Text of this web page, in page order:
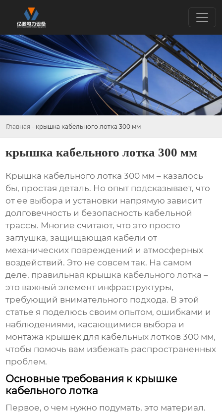
Главная - крышка кабельного лотка 300 мм
крышка кабельного лотка 300 мм
Крышка кабельного лотка 300 мм – казалось
бы, простая деталь. Но опыт подсказывает, что
от ее выбора и установки напрямую зависит
долговечность и безопасность кабельной
трассы. Многие считают, что это просто
заглушка, защищающая кабели от
механических повреждений и атмосферных
воздействий. Это не совсем так. На самом
деле, правильная крышка кабельного лотка –
это важный элемент инфраструктуры,
требующий внимательного подхода. В этой
статье я поделюсь своим опытом, ошибками и
наблюдениями, касающимися выбора и
монтажа крышек для кабельных лотков 300 мм,
чтобы помочь вам избежать распространенных
проблем.
Основные требования к крышке
кабельного лотка
Первое, о чем нужно подумать, это материал.